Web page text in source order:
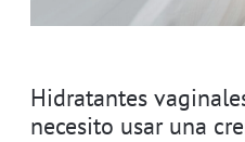
Hidratantes
necesito usar una